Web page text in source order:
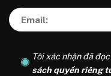
Tôi xác nhận đã
sách quyền riêng